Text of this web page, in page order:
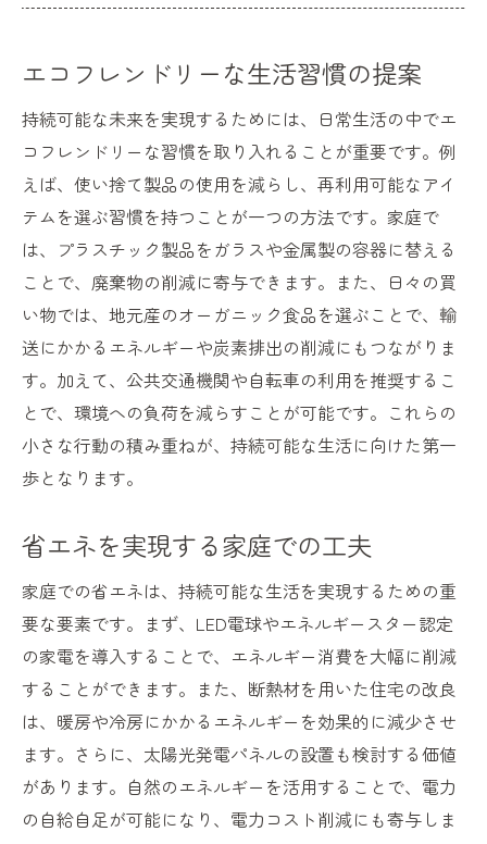
エコフレンドリーな生活習慣の提案
持続可能な未来を実現するためには、日常生活の中でエ
コフレンドリーな習慣を取り入れることが重要です。例
えば、使い捨て製品の使用を減らし、再利用可能なアイ
テムを選ぶ習慣を持つことが一つの方法です。家庭で
は、プラスチック製品をガラスや金属製の容器に替える
ことで、廃棄物の削減に寄与できます。また、日々の買
い物では、地元産のオーガニック食品を選ぶことで、輸
送にかかるエネルギーや炭素排出の削減にもつながりま
す。加えて、公共交通機関や自転車の利用を推奨するこ
とで、環境への負荷を減らすことが可能です。これらの
小さな行動の積み重ねが、持続可能な生活に向けた第一
歩となります。
省エネを実現する家庭での工夫
家庭での省エネは、持続可能な生活を実現するための重
要な要素です。まず、LED電球やエネルギースター認定
の家電を導入することで、エネルギー消費を大幅に削減
することができます。また、断熱材を用いた住宅の改良
は、暖房や冷房にかかるエネルギーを効果的に減少させ
ます。さらに、太陽光発電パネルの設置も検討する価値
があります。自然のエネルギーを活用することで、電力
の自給自足が可能になり、電力コスト削減にも寄与しま